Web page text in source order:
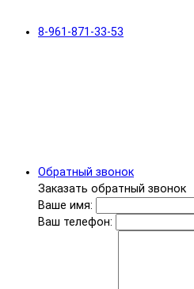
8-961-871-33-53
Обратный звонок
Заказать обратный звонок
Ваше имя:
Ваш телефон: